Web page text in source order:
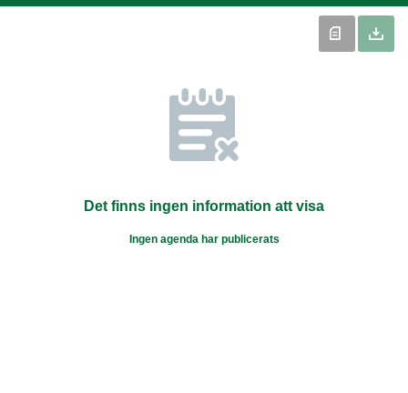
Det finns ingen information att visa
Ingen agenda har publicerats